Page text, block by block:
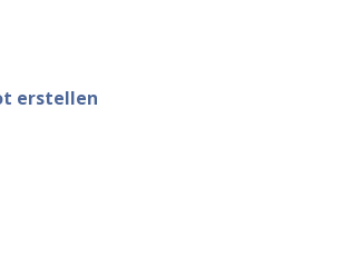
erstellen